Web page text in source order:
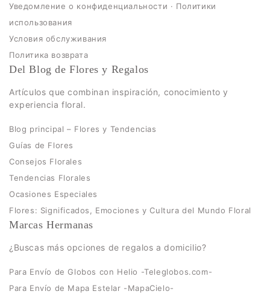
Уведомление о конфиденциальности · Политики
использования
Условия обслуживания
Политика возврата
Del Blog de Flores y Regalos
Artículos que combinan inspiración, conocimiento y
experiencia floral.
Blog principal – Flores y Tendencias
Guías de Flores
Consejos Florales
Tendencias Florales
Ocasiones Especiales
Flores: Significados, Emociones y Cultura del Mundo Floral
Marcas Hermanas
¿Buscas más opciones de regalos a domicilio?
Para Envío de Globos con Helio -Teleglobos.com-
Para Envío de Mapa Estelar -MapaCielo-